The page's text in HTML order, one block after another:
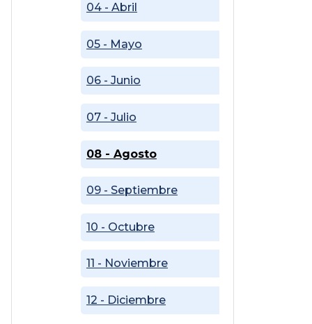
04 - Abril
05 - Mayo
06 - Junio
07 - Julio
08 - Agosto
09 - Septiembre
10 - Octubre
11 - Noviembre
12 - Diciembre